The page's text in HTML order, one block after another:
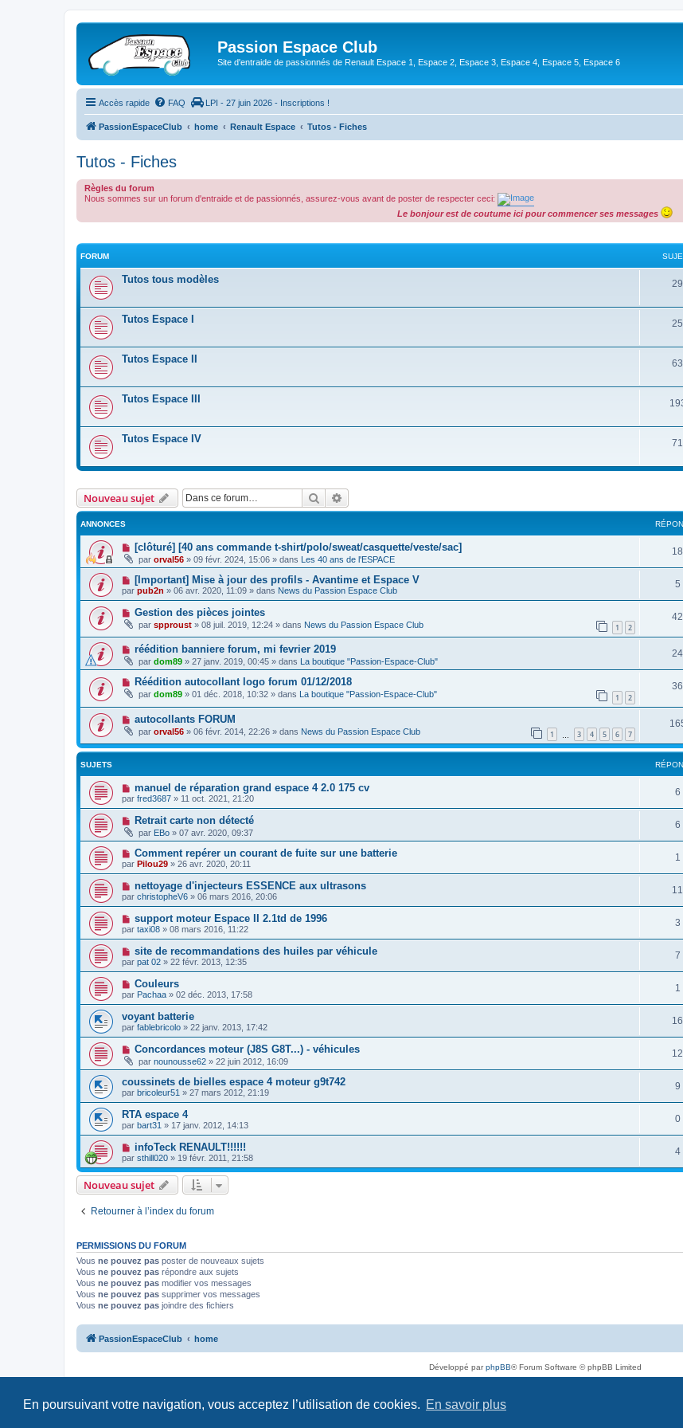
En poursuivant votre navigation, vous acceptez l’utilisation de cookies. En savoir plus
Passion Espace Club
Site d'entraide de passionnés de Renault Espace 1, Espace 2, Espace 3, Espace 4, Espace 5, Espace 6
Accès rapide FAQ LPI - 27 juin 2026 - Inscriptions !
PassionEspaceClub home Renault Espace Tutos - Fiches
Tutos - Fiches
Règles du forum
Nous sommes sur un forum d'entraide et de passionnés, assurez-vous avant de poster de respecter ceci:
Le bonjour est de coutume ici pour commencer ses messages
FORUM
Tutos tous modèles 29
Tutos Espace I 25
Tutos Espace II 63
Tutos Espace III
Tutos Espace IV 71
Nouveau sujet Rechercher
ANNONCES
[clôturé] [40 ans commande t-shirt/polo/sweat/casquette/veste/sac]
par orval56 » 09 févr. 2024, 15:06 » dans Les 40 ans de l'ESPACE
18
[Important] Mise à jour des profils - Avantime et Espace V
par pub2n » 06 avr. 2020, 11:09 » dans News du Passion Espace Club
5
Gestion des pièces jointes
par spproust » 08 juil. 2019, 12:24 » dans News du Passion Espace Club 1 2
42
réédition banniere forum, mi fevrier 2019
par dom89 » 27 janv. 2019, 00:45 » dans La boutique "Passion-Espace-Club"
24
Réédition autocollant logo forum 01/12/2018
par dom89 » 01 déc. 2018, 10:32 » dans La boutique "Passion-Espace-Club" 1 2
36
autocollants FORUM
par orval56 » 06 févr. 2014, 22:26 » dans News du Passion Espace Club 1 3 4 5 6 7
SUJETS
manuel de réparation grand espace 4 2.0 175 cv
par fred3687 » 11 oct. 2021, 21:20
6
Retrait carte non détecté
par EBo » 07 avr. 2020, 09:37
6
Comment repérer un courant de fuite sur une batterie
par Pilou29 » 26 avr. 2020, 20:11
1
nettoyage d'injecteurs ESSENCE aux ultrasons
par christopheV6 » 06 mars 2016, 20:06
11
support moteur Espace II 2.1td de 1996
par taxi08 » 08 mars 2016, 11:22
3
site de recommandations des huiles par véhicule
par pat 02 » 22 févr. 2013, 12:35
7
Couleurs
par Pachaa » 02 déc. 2013, 17:58
1
voyant batterie
par fablebricolo » 22 janv. 2013, 17:42
16
Concordances moteur (J8S G8T...) - véhicules
par nounousse62 » 22 juin 2012, 16:09
12
coussinets de bielles espace 4 moteur g9t742
par bricoleur51 » 27 mars 2012, 21:19
9
RTA espace 4
par bart31 » 17 janv. 2012, 14:13
0
infoTeck RENAULT!!!!!!
par sthill020 » 19 févr. 2011, 21:58
4
Nouveau sujet
Retourner à l’index du forum
PERMISSIONS DU FORUM
Vous ne pouvez pas poster de nouveaux sujets
Vous ne pouvez pas répondre aux sujets
Vous ne pouvez pas modifier vos messages
Vous ne pouvez pas supprimer vos messages
Vous ne pouvez pas joindre des fichiers
PassionEspaceClub home
Développé parphpBB® Forum Software © phpBB Limited